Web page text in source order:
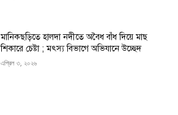
মানিকছড়িতে হালদা নদীতে অবৈধ বাঁধ দিয়ে মাছ
শিকারে চেষ্টা ; মৎস্য বিভাগে অভিযানে উচ্ছেদ
এপ্রিল ৩, ২০২৬